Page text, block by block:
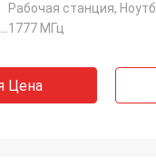
Рабочая станция,
Основные часы (МГц):1777 МГц
Цена